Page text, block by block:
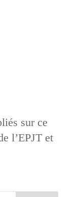
sur ce
l’EPJT et